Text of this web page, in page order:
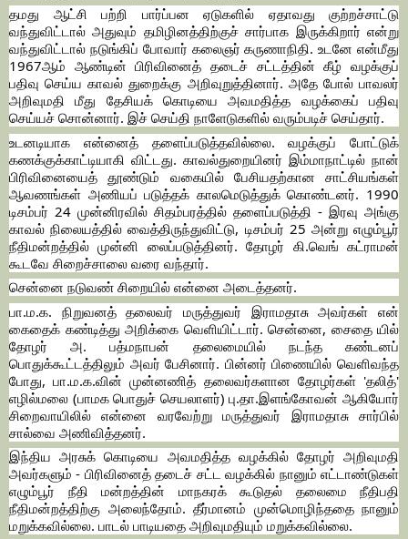
தமது ஆட்சி பற்றி பார்ப்பன ஏடுகளில் ஏதாவது குற்றச்சாட்டு
வந்துவிட்டால் அதுவும் தமிழினத்திற்குச் சார்பாக இருக்கிறார் என்று
வந்துவிட்டால் நடுங்கிப் போவார் கலைஞர் கருணாநிதி. உடனே என்மீது
1967ஆம் ஆண்டின் பிரிவினைத் தடைச் சட்டத்தின் கீழ் வழக்குப்
பதிவு செய்ய காவல் துறைக்கு அறிவுறுத்தினார். அதே போல் பாவலர்
அறிவுமதி மீது தேசியக் கொடியை அவமதித்த வழக்கைப் பதிவு
செய்யச் சொன்னார். இச் செய்தி நாளேடுகளில் வரும்படிச் செய்தார்.
உடனடியாக என்னைத் தளைப்படுத்தவில்லை. வழக்குப் போட்டுக்
கணக்குக்காட்டியாகி விட்டது. காவல்துறையினர் இம்மாநாட்டில் நான்
பிரிவினையைத் தூண்டும் வகையில் பேசியதற்கான சாட்சியங்கள்
ஆவணங்கள் அணியப் படுத்தக் காலமெடுத்துக் கொண்டனர். 1990
டிசம்பர் 24 முன்னிரவில் சிதம்பரத்தில் தளைப்படுத்தி - இரவு அங்கு
காவல் நிலையத்தில் வைத்திருந்துவிட்டு, டிசம்பர் 25 அன்று எழும்பூர்
நீதிமன்றத்தில் முன்னி லைப்படுத்தினர். தோழர் கி.வெங் கட்ராமன்
கூடவே சிறைச்சாலை வரை வந்தார்.
சென்னை நடுவண் சிறையில் என்னை அடைத்தனர்.
பா.ம.க. நிறுவனத் தலைவர் மருத்துவர் இராமதாசு அவர்கள் என்
கைதைக் கண்டித்து அறிக்கை வெளியிட்டார். சென்னை, சைதை யில்
தோழர் அ. பத்மநாபன் தலைமையில் நடந்த கண்டனப்
பொதுக்கூட்டத்திலும் அவர் பேசினார். பின்னர் பிணையில் வெளிவந்த
போது, பா.ம.க.வின் முன்னணித் தலைவர்களான தோழர்கள் 'தலித்'
எழில்மலை (பாமக பொதுச் செயலாளர்) பு.தா.இளங்கோவன் ஆகியோர்
சிறைவாயிலில் என்னை வரவேற்று மருத்துவர் இராமதாசு சார்பில்
சால்வை அணிவித்தனர்.
இந்திய அரசுக் கொடியை அவமதித்த வழக்கில் தோழர் அறிவுமதி
அவர்களும் - பிரிவினைத் தடைச் சட்ட வழக்கில் நானும் எட்டாண்டுகள்
எழும்பூர் நீதி மன்றத்தின் மாநகரக் கூடுதல் தலைமை நீதிபதி
நீதிமன்றத்திற்கு அலைந்தோம். தீர்மானம் முன்மொழிந்ததை நானும்
மறுக்கவில்லை. பாடல் பாடியதை அறிவுமதியும் மறுக்கவில்லை.